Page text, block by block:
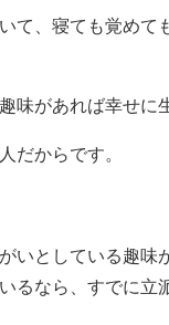
て、寝ても覚めて
味があれば幸せに
だからです。
いとしている趣味
るなら、すでに立